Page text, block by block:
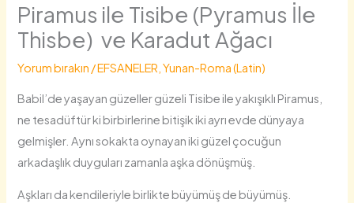
Piramus ile Tisibe (Pyramus İle
Thisbe) ve Karadut Ağacı
Yorum bırakın /EFSANELER,Yunan-Roma (Latin)
Babil’de yaşayan güzeller güzeli Tisibe ile yakışıklı Piramus,
ne tesadüftür ki birbirlerine bitişik iki ayrı evde dünyaya
gelmişler. Aynı sokakta oynayan iki güzel çocuğun
arkadaşlık duyguları zamanla aşka dönüşmüş.
Aşkları da kendileriyle birlikte büyümüş de büyümüş.